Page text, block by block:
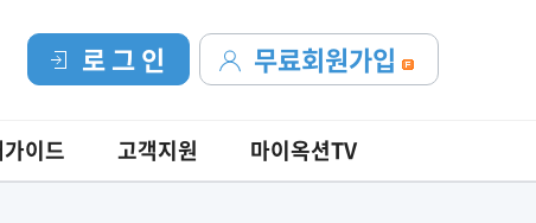
무료회원가입
로 그 인
이드 고객지원 마이옥션TV